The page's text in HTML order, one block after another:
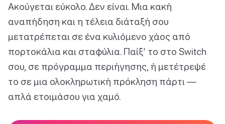
Ακούγεται εύκολο. Δεν είναι. Μια κακή
αναπήδηση και η τέλεια διάταξή σου
μετατρέπεται σε ένα κυλιόμενο χάος από
πορτοκάλια και σταφύλια. Παίξ’ το στο Switch
σου, σε πρόγραμμα περιήγησης, ή μετέτρεψέ
το σε μια ολοκληρωτική πρόκληση πάρτι —
απλά ετοιμάσου για χαμό.